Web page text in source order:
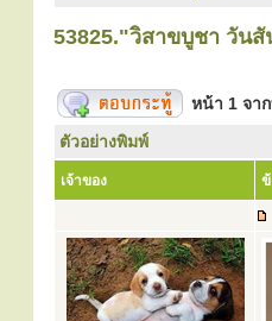
53825."วิสาขบูชา วัน
หน้า 1 จา
ตัวอย่างพิมพ์
เจ้าของ